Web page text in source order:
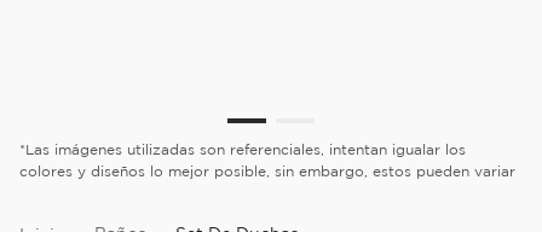
*Las imágenes utilizadas son referenciales, intentan igualar los
colores y diseños lo mejor posible, sin embargo, estos pueden variar